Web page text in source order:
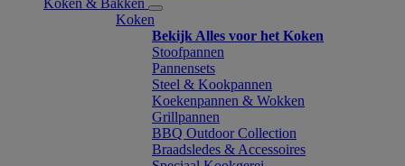
Koken & Bakken
Koken
Bekijk Alles voor het Koken
Stoofpannen
Pannensets
Steel & Kookpannen
Koekenpannen & Wokken
Grillpannen
BBQ Outdoor Collection
Braadsledes & Accessoires